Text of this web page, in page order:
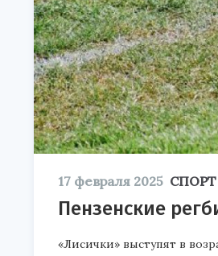
17 февраля 2025 СПОРТ
Пензенские
«Лисички» выступят в